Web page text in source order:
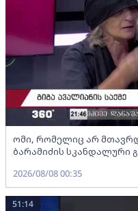
ომი, რომელიც არ
ბარამიძის სკანდალური
2026/08/08 00:35
51:14